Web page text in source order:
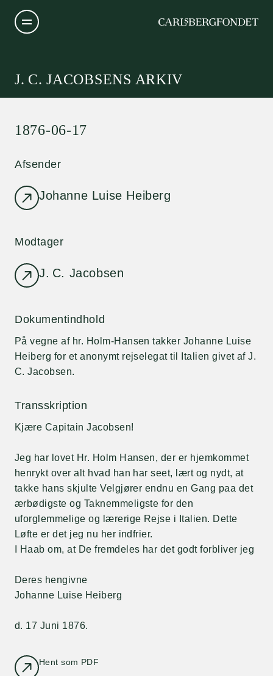
J. C. JACOBSENS ARKIV
Hent som PDF
1876-06-17
Afsender
Johanne Luise Heiberg
Modtager
J. C. Jacobsen
Dokumentindhold
På vegne af hr. Holm-Hansen takker Johanne Luise
Heiberg for et anonymt rejselegat til Italien givet af J.
C. Jacobsen.
Transskription
Kjære Capitain Jacobsen!
Jeg har lovet Hr. Holm Hansen, der er hjemkommet
henrykt over alt hvad han har seet, lært og nydt, at
takke hans skjulte Velgjører endnu en Gang paa det
ærbødigste og Taknemmeligste for den
uforglemmelige og lærerige Rejse i Italien. Dette
Løfte er det jeg nu her indfrier.
I Haab om, at De fremdeles har det godt forbliver jeg
Deres hengivne
Johanne Luise Heiberg
d. 17 Juni 1876.